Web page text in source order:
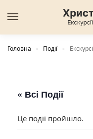
Головна » Події » Екскурсія
« Всі Події
Це події пройшло.